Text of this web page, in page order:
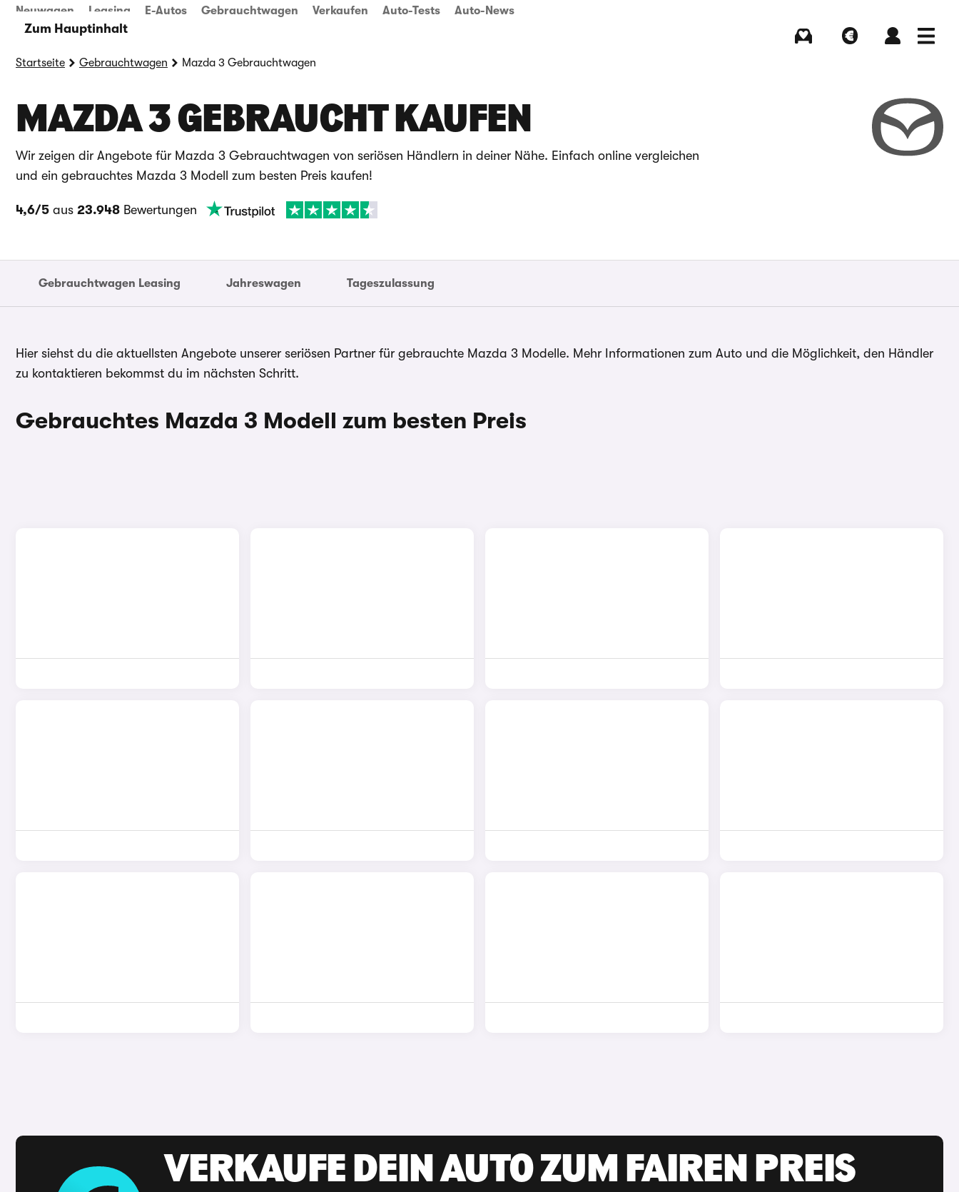
Zum Hauptinhalt
Neuwagen Leasing E-Autos Gebrauchtwagen Verkaufen Auto-Tests Auto-News
Startseite Gebrauchtwagen Mazda 3 Gebrauchtwagen
MAZDA 3 GEBRAUCHT KAUFEN
Wir zeigen dir Angebote für Mazda 3 Gebrauchtwagen von seriösen Händlern in deiner Nähe. Einfach online vergleichen
und ein gebrauchtes Mazda 3 Modell zum besten Preis kaufen!
4,6/5 aus 23.948 Bewertungen
Gebrauchtwagen Leasing Jahreswagen Tageszulassung
Hier siehst du die aktuellsten Angebote unserer seriösen Partner für gebrauchte Mazda 3 Modelle. Mehr Informationen zum Auto und die Möglichkeit, den Händler
zu kontaktieren bekommst du im nächsten Schritt.
Gebrauchtes Mazda 3 Modell zum besten Preis
VERKAUFE DEIN AUTO ZUM FAIREN PREIS